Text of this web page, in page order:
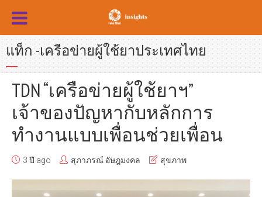
แท็ก -เครือข่ายผู้ใช้ยาประเทศไทย
TDN “เครือข่ายผู้ใช้ยาฯ”
เจ้าของปัญหากับหลักการ
ทำงานแบบเพื่อนช่วยเพื่อน
3 ปี ago สุภาภรณ์ อัษฎมงคล สุขภาพ